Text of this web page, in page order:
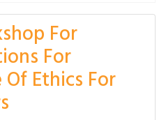
For
For
Ethics For